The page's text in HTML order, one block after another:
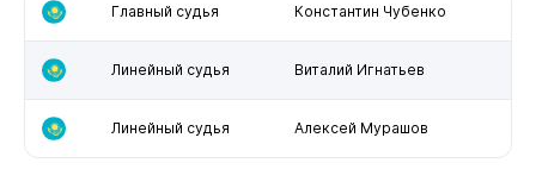
Главный судья Константин Чубенко
Линейный судья Виталий Игнатьев
Линейный судья Алексей Мурашов